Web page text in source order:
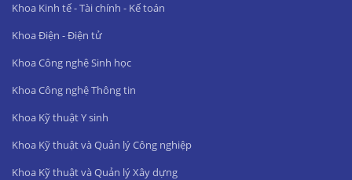
Khoa Kinh tế - Tài chính - Kế toán
Khoa Điện - Điện tử
Khoa Công nghệ Sinh học
Khoa Công nghệ Thông tin
Khoa Kỹ thuật Y sinh
Khoa Kỹ thuật và Quản lý Công nghiệp
Khoa Kỹ thuật và Quản lý Xây dựng